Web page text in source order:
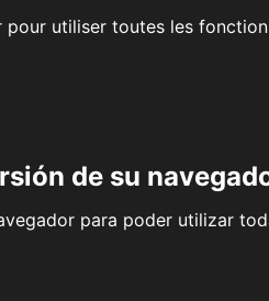
utiliser toutes les
de su
para poder utilizar